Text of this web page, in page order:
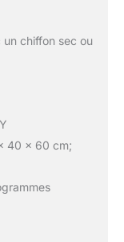
chiffon sec ou
40 x 60 cm;